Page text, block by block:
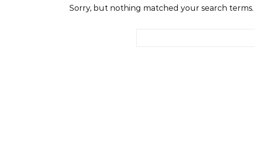
Sorry, but nothing matched your search